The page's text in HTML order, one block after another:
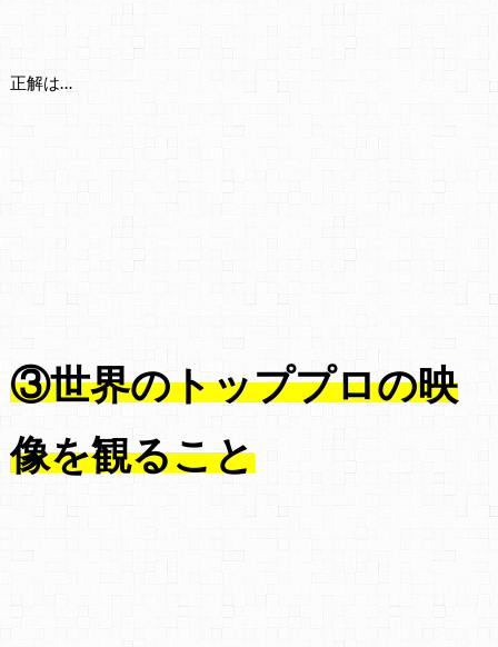
正解は…
③世界のトッププロの映
像を観ること